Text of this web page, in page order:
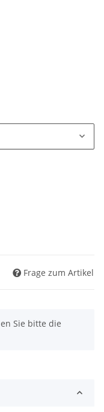
Frage zum Artikel
Sie bitte die